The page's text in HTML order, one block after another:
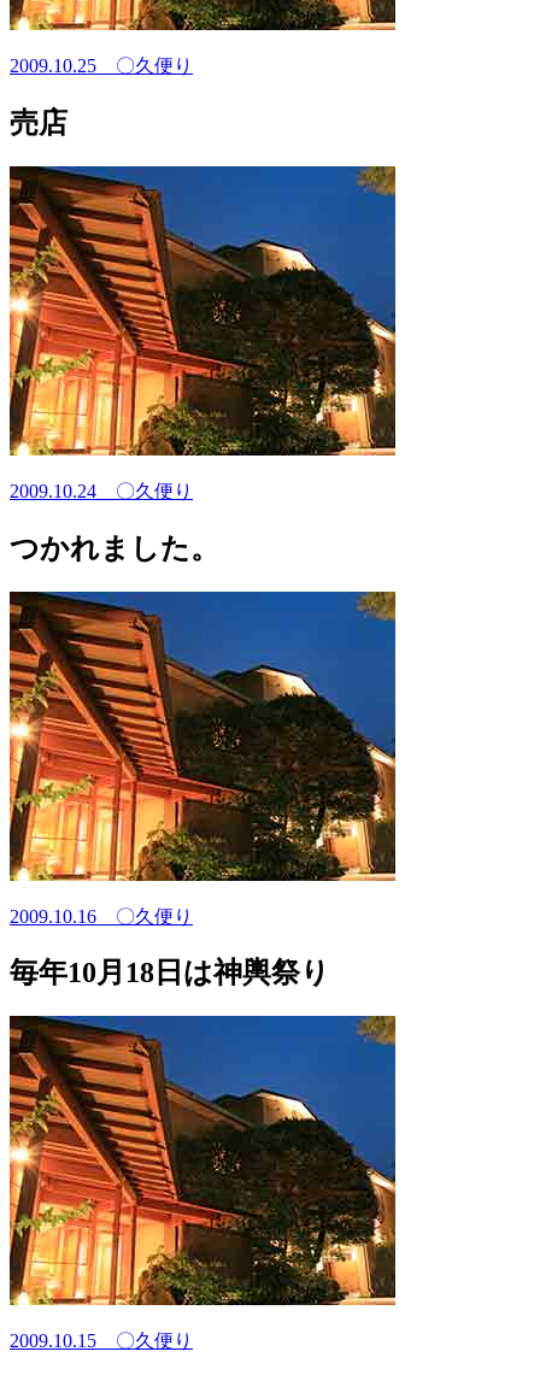
2009.10.25 〇久便り
売店
2009.10.24 〇久便り
つかれました。
2009.10.16 〇久便り
毎年10月18日は神輿祭り
2009.10.15 〇久便り